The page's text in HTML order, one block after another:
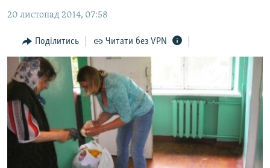
основної
Перейти
до
пошуку
БЛОГИ
ПОГЛЯД
ІНТЕРВ'Ю
ВСЕ ЗА ДЕНЬ
СПЕЦПРОЕКТИ
ДЕПОРТАЦІЯ
ВІДЕОУРОКИ «ELIFBE»
ЯК ОБІЙТИ БЛОКУВАННЯ
20 листопад 2014, 07:58
Поділитись Читати без VPN